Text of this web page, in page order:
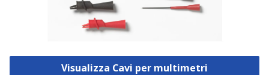
Visualizza Cavi per multimetri